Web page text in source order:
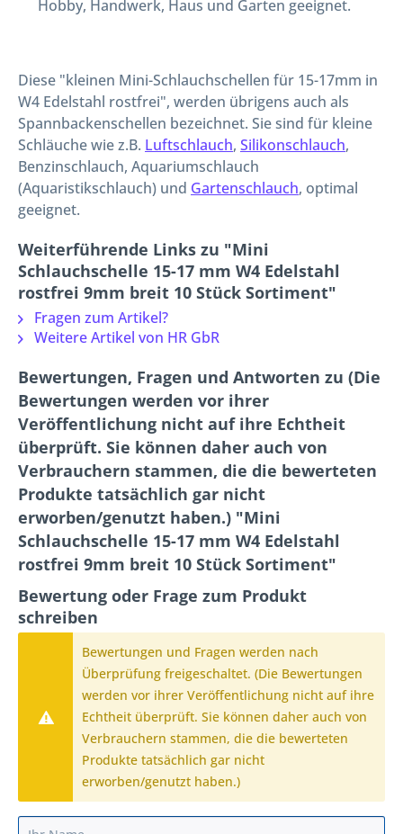
Hobby, Handwerk, Haus und Garten geeignet.
Diese "kleinen Mini-Schlauchschellen für 15-17mm in
W4 Edelstahl rostfrei", werden übrigens auch als
Spannbackenschellen bezeichnet. Sie sind für kleine
Schläuche wie z.B. Luftschlauch, Silikonschlauch,
Benzinschlauch, Aquariumschlauch
(Aquaristikschlauch) und Gartenschlauch, optimal
geeignet.
Weiterführende Links zu "Mini
Schlauchschelle 15-17 mm W4 Edelstahl
rostfrei 9mm breit 10 Stück Sortiment"
Fragen zum Artikel?
Weitere Artikel von HR GbR
Bewertungen, Fragen und Antworten zu (Die
Bewertungen werden vor ihrer
Veröffentlichung nicht auf ihre Echtheit
überprüft. Sie können daher auch von
Verbrauchern stammen, die die bewerteten
Produkte tatsächlich gar nicht
erworben/genutzt haben.) "Mini
Schlauchschelle 15-17 mm W4 Edelstahl
rostfrei 9mm breit 10 Stück Sortiment"
Bewertung oder Frage zum Produkt
schreiben
Bewertungen und Fragen werden nach
Überprüfung freigeschaltet. (Die Bewertungen
werden vor ihrer Veröffentlichung nicht auf ihre
Echtheit überprüft. Sie können daher auch von
Verbrauchern stammen, die die bewerteten
Produkte tatsächlich gar nicht
erworben/genutzt haben.)